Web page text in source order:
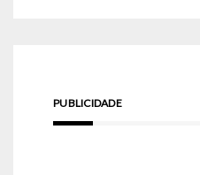
PUBLICIDADE